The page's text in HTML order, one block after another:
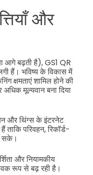
और
आगे बढ़ती है), GS1 QR
हैं। भविष्य के विकास में
क्षमताएं शामिल होने की
अधिक मूल्यवान बना दिया
और थिंग्स के इंटरनेट
परिवहन, रिकॉर्ड-
सके।
और नियामकीय
रूप से बढ़ रही है।